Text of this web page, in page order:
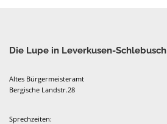
Die Lupe in Leverkusen-Schlebusch
Altes Bürgermeisteramt
Bergische Landstr.28
Sprechzeiten: